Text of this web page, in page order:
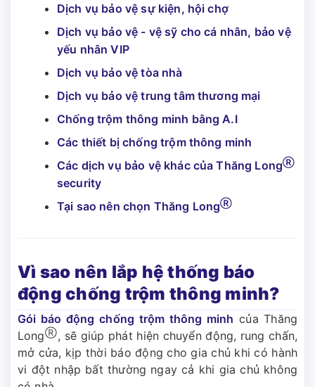
Dịch vụ bảo vệ sự kiện, hội chợ
Dịch vụ bảo vệ - vệ sỹ cho cá nhân, bảo vệ
yếu nhân VIP
Dịch vụ bảo vệ tòa nhà
Dịch vụ bảo vệ trung tâm thương mại
Chống trộm thông minh bằng A.I
Các thiết bị chống trộm thông minh
Các dịch vụ bảo vệ khác của Thăng LongⓇ
security
Tại sao nên chọn Thăng LongⓇ
Vì sao nên lắp hệ thống báo
động chống trộm thông minh?
Gói báo động chống trộm thông minh của Thăng
LongⓇ, sẽ giúp phát hiện chuyển động, rung chấn,
mở cửa, kịp thời báo động cho gia chủ khi có hành
vi đột nhập bất thường ngay cả khi gia chủ không